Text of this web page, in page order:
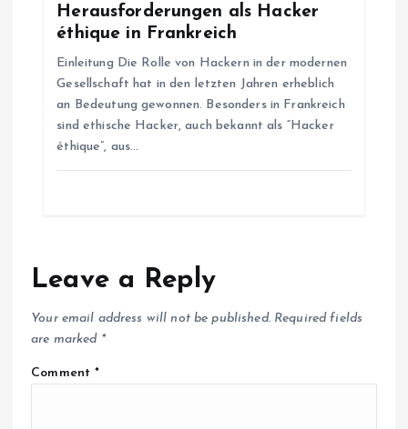
Herausforderungen als Hacker
éthique in Frankreich
Einleitung Die Rolle von Hackern in der modernen
Gesellschaft hat in den letzten Jahren erheblich
an Bedeutung gewonnen. Besonders in Frankreich
sind ethische Hacker, auch bekannt als “Hacker
éthique”, aus…
Leave a Reply
Your email address will not be published. Required fields
are marked *
Comment*